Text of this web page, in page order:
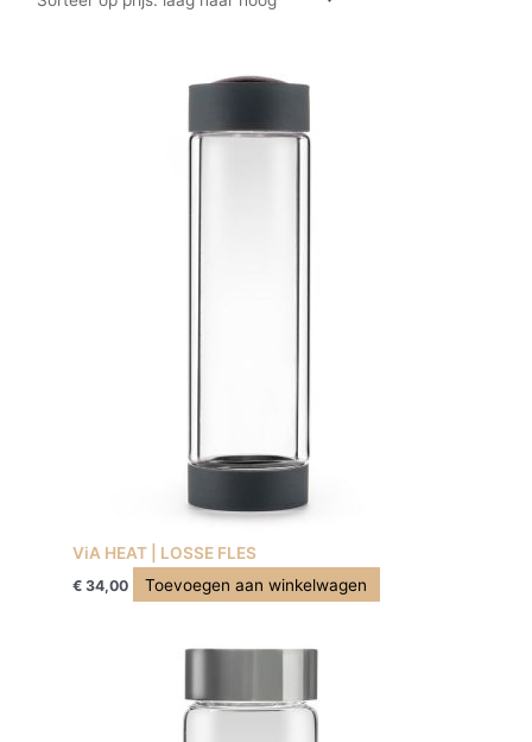
ViA HEAT | LOSSE FLES
€ 34,00 Toevoegen aan winkelwagen